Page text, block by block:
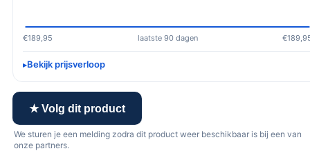
€189,95 laatste 90 dagen
Bekijk prijsverloop
★ Volg dit product
We sturen je een melding zodra dit product weer beschikbaar is bij een van
onze partners.